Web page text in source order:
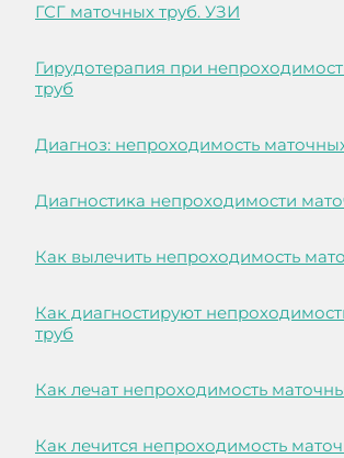
ГСГ маточных труб. УЗИ
Гирудотерапия при
труб
Диагноз: непроходимость
Диагностика непроходимости
Как вылечить непроходимость
Как диагностируют
труб
Как лечат непроходимость
Как лечится непроходимость